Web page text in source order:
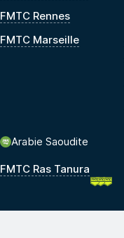
FMTC Rennes
FMTC Marseille
Arabie Saoudite
FMTC Ras Tanura